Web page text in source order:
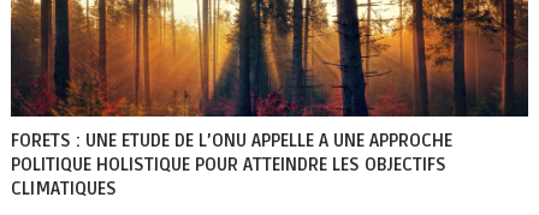
FORETS : UNE ETUDE DE L’ONU APPELLE A UNE APPROCHE
POLITIQUE HOLISTIQUE POUR ATTEINDRE LES OBJECTIFS
CLIMATIQUES